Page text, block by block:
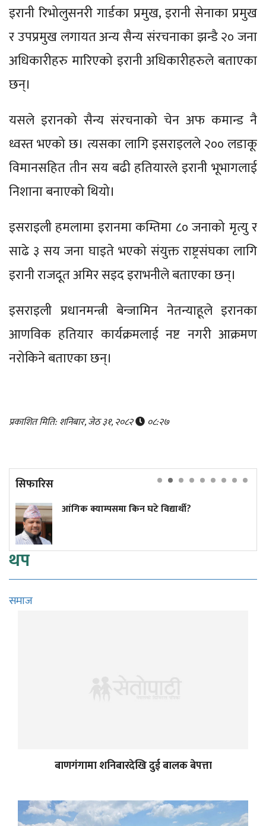
इरानी रिभोलुसनरी गार्डका प्रमुख, इरानी सेनाका प्रमुख
र उपप्रमुख लगायत अन्य सैन्य संरचनाका झन्डै २० जना
अधिकारीहरु मारिएको इरानी अधिकारीहरुले बताएका
छन्।
यसले इरानको सैन्य संरचनाको चेन अफ कमान्ड नै
ध्वस्त भएको छ। त्यसका लागि इसराइलले २०० लडाकू
विमानसहित तीन सय बढी हतियारले इरानी भूभागलाई
निशाना बनाएको थियो।
इसराइली हमलामा इरानमा कम्तिमा ८० जनाको मृत्यु र
साढे ३ सय जना घाइते भएको संयुक्त राष्ट्रसंघका लागि
इरानी राजदूत अमिर सइद इराभनीले बताएका छन्।
इसराइली प्रधानमन्त्री बेन्जामिन नेतन्याहूले इरानका
आणविक हतियार कार्यक्रमलाई नष्ट नगरी आक्रमण
नरोकिने बताएका छन्।
प्रकाशित मिति: शनिबार, जेठ ३१, २०८२ ०८:२७
सिफारिस
किन घटे विद्यार्थी?
थप
समाज
बाणगंगामा शनिबारदेखि दुई बालक बेपत्ता